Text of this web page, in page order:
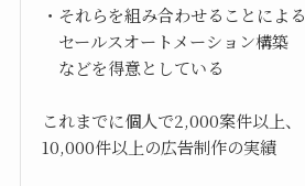
・それらを組み合わせることによる
セールスオートメーション構築
などを得意としている
これまでに個人で2,000案件以上、
10,000件以上の広告制作の実績